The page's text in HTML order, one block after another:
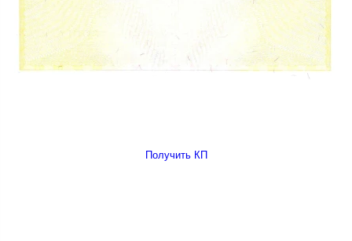
Получить КП